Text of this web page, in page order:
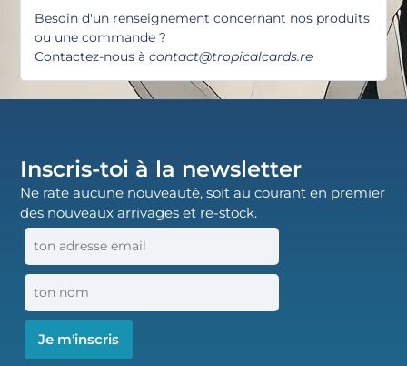
Besoin d'un renseignement concernant nos produits
ou une commande ?
Contactez-nous àcontact@tropicalcards.re
Inscris-toi à la newsletter
Ne rate aucune nouveauté, soit au courant en premier
des nouveaux arrivages et re-stock.